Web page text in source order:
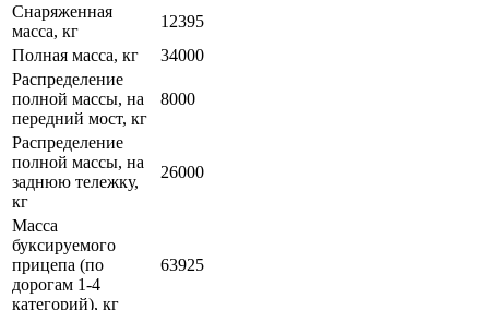
Снаряженная
масса, кг
12395
Полная масса, кг
34000
Распределение
полной массы, на
передний мост, кг
8000
Распределение
полной массы, на
заднюю тележку,
кг
26000
Масса
буксируемого
прицепа (по
дорогам 1-4
категорий), кг
63925